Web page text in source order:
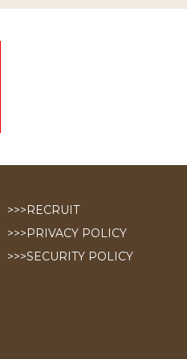
>>>RECRUIT
>>>PRIVACY POLICY
>>>SECURITY POLICY